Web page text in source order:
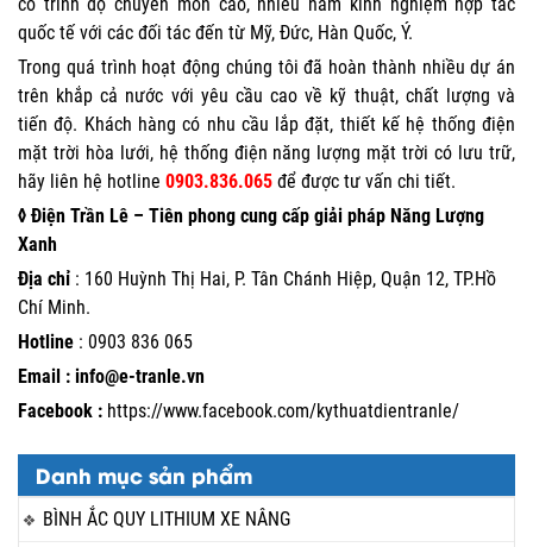
Danh mục sản phẩm
BÌNH ẮC QUY LITHIUM XE NÂNG
quốc tế với các đối tác đến từ Mỹ, Đức, Hàn Quốc, Ý.
Trong quá trình hoạt động chúng tôi đã hoàn thành nhiều dự án
trên khắp cả nước với yêu cầu cao về kỹ thuật, chất lượng và
tiến độ. Khách hàng có nhu cầu lắp đặt, thiết kế hệ thống điện
mặt trời hòa lưới, hệ thống điện năng lượng mặt trời có lưu trữ,
hãy liên hệ hotline 0903.836.065 để được tư vấn chi tiết.
◊ Điện Trần Lê – Tiên phong cung cấp giải pháp Năng Lượng
Xanh
Địa chỉ : 160 Huỳnh Thị Hai, P. Tân Chánh Hiệp, Quận 12, TP.Hồ
Chí Minh.
Hotline : 0903 836 065
Email : info@e-tranle.vn
Facebook : https://www.facebook.com/kythuatdientranle/